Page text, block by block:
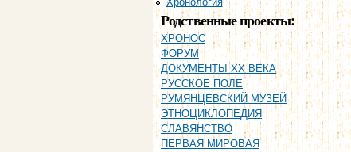
Родственные проекты:
ХРОНОС
ФОРУМ
ДОКУМЕНТЫ XX ВЕКА
РУССКОЕ ПОЛЕ
РУМЯНЦЕВСКИЙ МУЗЕЙ
ЭТНОЦИКЛОПЕДИЯ
СЛАВЯНСТВО
ПЕРВАЯ МИРОВАЯ